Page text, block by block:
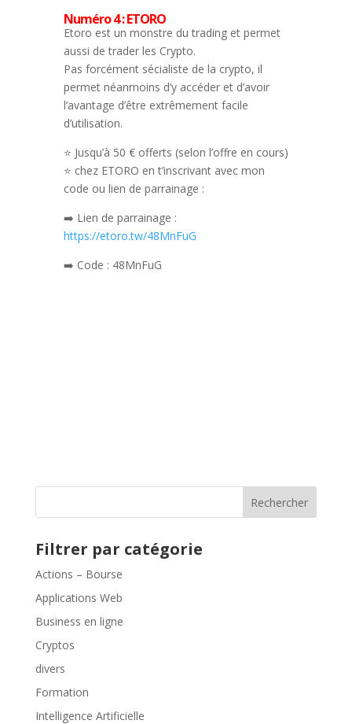
Numéro 4 : ETORO
Etoro est un monstre du trading et permet
aussi de trader les Crypto.
Pas forcément sécialiste de la crypto, il
permet néanmoins d’y accéder et d’avoir
l’avantage d’être extrêmement facile
d’utilisation.
⭐️ Jusqu’à 50 € offerts (selon l’offre en cours)
⭐️ chez ETORO en t’inscrivant avec mon
code ou lien de parrainage :
➡️ Lien de parrainage :
https://etoro.tw/48MnFuG
➡️ Code : 48MnFuG
Rechercher
Filtrer par catégorie
Actions – Bourse
Applications Web
Business en ligne
Cryptos
divers
Formation
Intelligence Artificielle